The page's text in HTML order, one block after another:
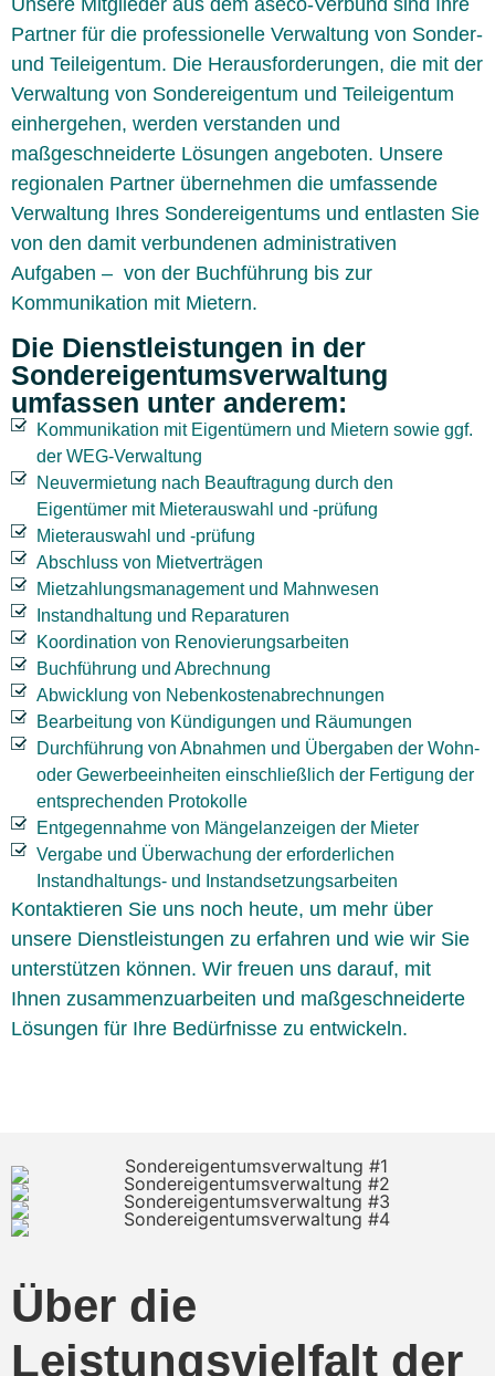
Unsere Mitglieder aus dem aseco-Verbund sind Ihre
Partner für die professionelle Verwaltung von Sonder-
und Teileigentum. Die Herausforderungen, die mit der
Verwaltung von Sondereigentum und Teileigentum
einhergehen, werden verstanden und
maßgeschneiderte Lösungen angeboten. Unsere
regionalen Partner übernehmen die umfassende
Verwaltung Ihres Sondereigentums und entlasten Sie
von den damit verbundenen administrativen
Aufgaben – von der Buchführung bis zur
Kommunikation mit Mietern.
Die Dienstleistungen in der
Sondereigentumsverwaltung
umfassen unter anderem:
Kommunikation mit Eigentümern und Mietern sowie ggf.
der WEG-Verwaltung
Neuvermietung nach Beauftragung durch den
Eigentümer mit Mieterauswahl und -prüfung
Mieterauswahl und -prüfung
Abschluss von Mietverträgen
Mietzahlungsmanagement und Mahnwesen
Instandhaltung und Reparaturen
Koordination von Renovierungsarbeiten
Buchführung und Abrechnung
Abwicklung von Nebenkostenabrechnungen
Bearbeitung von Kündigungen und Räumungen
Durchführung von Abnahmen und Übergaben der Wohn-
oder Gewerbeeinheiten einschließlich der Fertigung der
entsprechenden Protokolle
Entgegennahme von Mängelanzeigen der Mieter
Vergabe und Überwachung der erforderlichen
Instandhaltungs- und Instandsetzungsarbeiten
Kontaktieren Sie uns noch heute, um mehr über
unsere Dienstleistungen zu erfahren und wie wir Sie
unterstützen können. Wir freuen uns darauf, mit
Ihnen zusammenzuarbeiten und maßgeschneiderte
Lösungen für Ihre Bedürfnisse zu entwickeln.
Über die
Leistungsvielfalt der